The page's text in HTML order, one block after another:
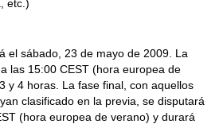
etc.)
el sábado, 23 de mayo de 2009. La
las 15:00 CEST (hora europea de
y 4 horas. La fase final, con aquellos
clasificado en la previa, se disputará
(hora europea de verano) y durará